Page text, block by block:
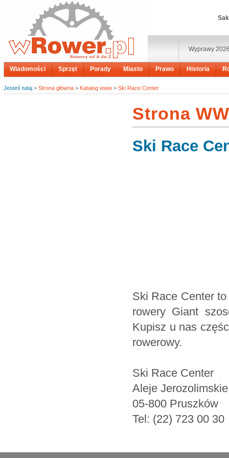
Wyprawy
Wiadomości Sprzęt Porady Miasto Prawo Historia
Jesteś tutaj > Strona główna > Katalog www > Ski Race Center
Strona
Ski Race
Ski Race Center
rowery Giant
Kupisz u nas
rowerowy.
Ski Race Center
Aleje
05-800 Pruszków
Tel: (22) 723 00 30